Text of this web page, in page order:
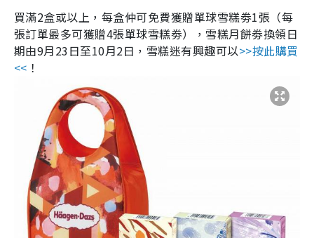
買滿2盒或以上，每盒仲可免費獲贈單球雪糕劵1張（每
張訂單最多可獲贈4張單球雪糕劵），雪糕月餅劵換領日
期由9月23日至10月2日，雪糕迷有興趣可以>>按此購買
<< ！